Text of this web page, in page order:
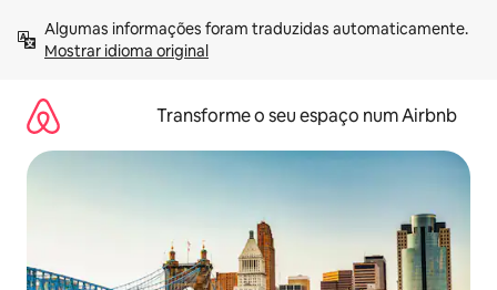
para
Mostrar idioma original
Transforme o seu espaço num Airbnb